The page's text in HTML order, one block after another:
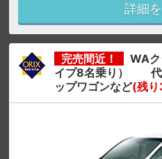
詳細
完売間近！
WAク
イプ8名乗り） 代
ップワゴンなど(残り